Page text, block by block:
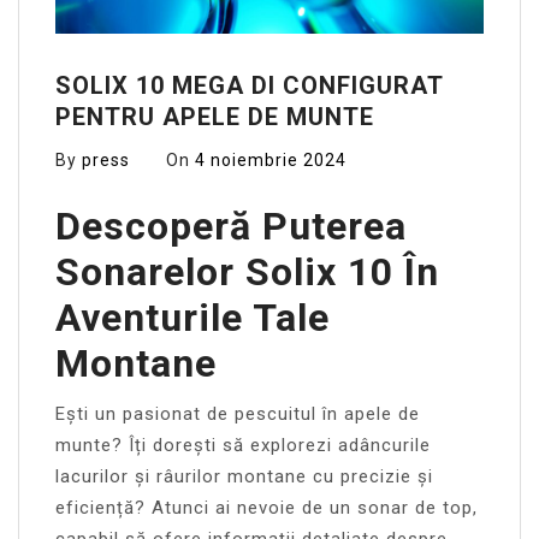
SOLIX 10 MEGA DI CONFIGURAT
PENTRU APELE DE MUNTE
By press On 4 noiembrie 2024
Descoperă Puterea
Sonarelor Solix 10 În
Aventurile Tale
Montane
Ești un pasionat de pescuitul în apele de
munte? Îți dorești să explorezi adâncurile
lacurilor și râurilor montane cu precizie și
eficiență? Atunci ai nevoie de un sonar de top,